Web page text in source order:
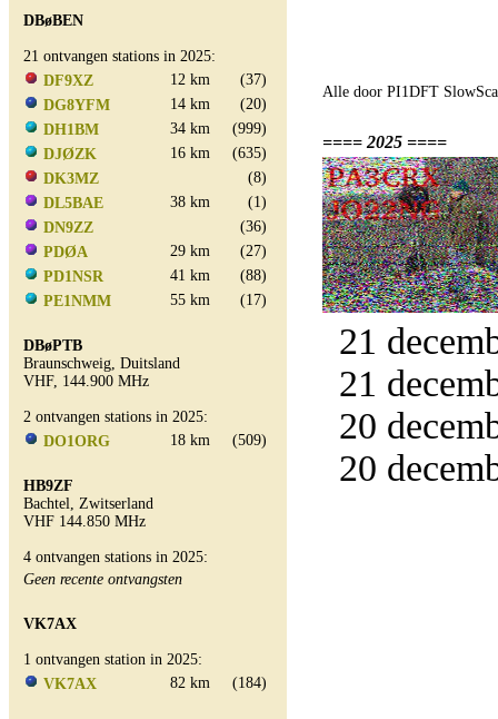
DBøBEN
21 ontvangen stations in 2025:
DF9XZ
12 km
(37)
DG8YFM
14 km
(20)
DH1BM
34 km
(999)
DJØZK
16 km
(635)
DK3MZ
(8)
DL5BAE
38 km
(1)
DN9ZZ
(36)
PDØA
29 km
(27)
PD1NSR
41 km
(88)
PE1NMM
55 km (17)
DBøPTB
Braunschweig, Duitsland
VHF, 144.900 MHz
2 ontvangen stations in 2025:
DO1ORG
18 km (509)
HB9ZF
Bachtel, Zwitserland
VHF 144.850 MHz
4 ontvangen stations in 2025:
Geen recente ontvangsten
VK7AX
1 ontvangen station in 2025:
VK7AX
82 km (184)
Alle door PI1DFT
==== 2025 ====
21
21
20
20